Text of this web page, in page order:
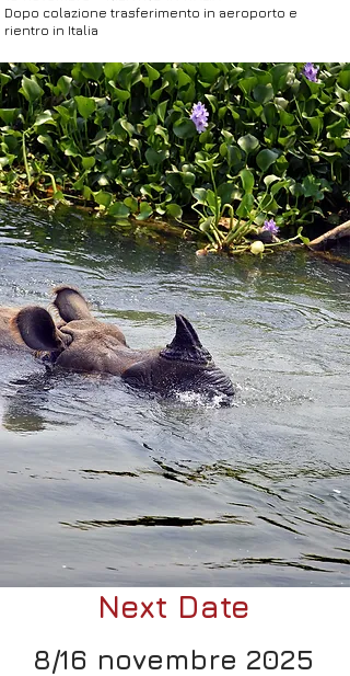
Dopo colazione trasferimento in aeroporto e
rientro in Italia
Next Date
8/16 novembre 2025